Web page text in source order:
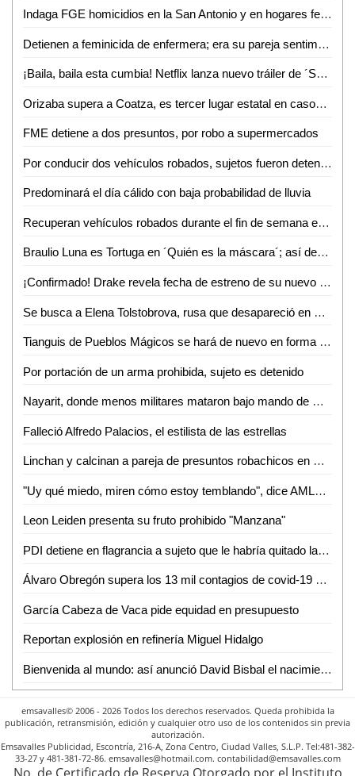
Indaga FGE homicidios en la San Antonio y en hogares ferrocarrileros de SGS
Detienen a feminicida de enfermera; era su pareja sentimental
¡Baila, baila esta cumbia! Netflix lanza nuevo tráiler de ´Selena: La serie´; mira el adelanto (VIDEO)
Orizaba supera a Coatza, es tercer lugar estatal en casos de Covid-19
FME detiene a dos presuntos, por robo a supermercados
Por conducir dos vehículos robados, sujetos fueron detenidos
Predominará el día cálido con baja probabilidad de lluvia
Recuperan vehículos robados durante el fin de semana en SLP
Braulio Luna es Tortuga en ´Quién es la máscara´; así descubrió su identidad (VIDEO)
¡Confirmado! Drake revela fecha de estreno de su nuevo disco
Se busca a Elena Tolstobrova, rusa que desapareció en Puerto Vallarta
Tianguis de Pueblos Mágicos se hará de nuevo en forma digital
Por portación de un arma prohibida, sujeto es detenido
Nayarit, donde menos militares mataron bajo mando de Cienfuegos
Falleció Alfredo Palacios, el estilista de las estrellas
Linchan y calcinan a pareja de presuntos robachicos en Puebla
"Uy qué miedo, miren cómo estoy temblando", dice AMLO a petroleras
Leon Leiden presenta su fruto prohibido "Manzana"
PDI detiene en flagrancia a sujeto que le habría quitado la vida a su hermano
Álvaro Obregón supera los 13 mil contagios de covid-19 en la CDMX
García Cabeza de Vaca pide equidad en presupuesto
Reportan explosión en refinería Miguel Hidalgo
Bienvenida al mundo: así anunció David Bisbal el nacimiento de su hija Bianca (FOTOS)
emsavalles© 2006 - 2026 Todos los derechos reservados. Queda prohibida la
publicación, retransmisión, edición y cualquier otro uso de los contenidos sin previa
autorización.
Emsavalles Publicidad, Escontría, 216-A, Zona Centro, Ciudad Valles, S.L.P. Tel:481-382-
33-27 y 481-381-72-86. emsavalles@hotmail.com. contabilidad@emsavalles.com